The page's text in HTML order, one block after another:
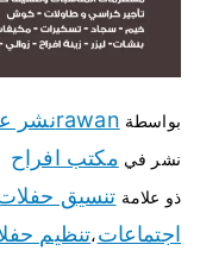
بواسطة rawanنشر
نشر في مكتب افراح
ذو علامة تنسيق
اجتماعات،تنظيم